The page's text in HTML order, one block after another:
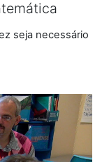
seja necessário